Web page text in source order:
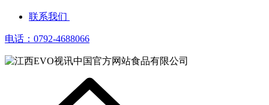
联系我们
电话：0792-4688066